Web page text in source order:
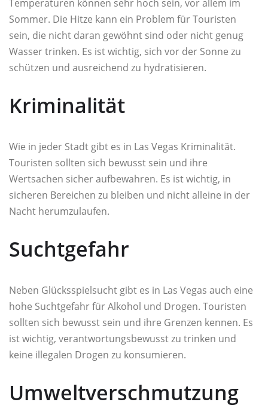
Temperaturen können sehr hoch sein, vor allem im
Sommer. Die Hitze kann ein Problem für Touristen
sein, die nicht daran gewöhnt sind oder nicht genug
Wasser trinken. Es ist wichtig, sich vor der Sonne zu
schützen und ausreichend zu hydratisieren.
Kriminalität
Wie in jeder Stadt gibt es in Las Vegas Kriminalität.
Touristen sollten sich bewusst sein und ihre
Wertsachen sicher aufbewahren. Es ist wichtig, in
sicheren Bereichen zu bleiben und nicht alleine in der
Nacht herumzulaufen.
Suchtgefahr
Neben Glücksspielsucht gibt es in Las Vegas auch eine
hohe Suchtgefahr für Alkohol und Drogen. Touristen
sollten sich bewusst sein und ihre Grenzen kennen. Es
ist wichtig, verantwortungsbewusst zu trinken und
keine illegalen Drogen zu konsumieren.
Umweltverschmutzung